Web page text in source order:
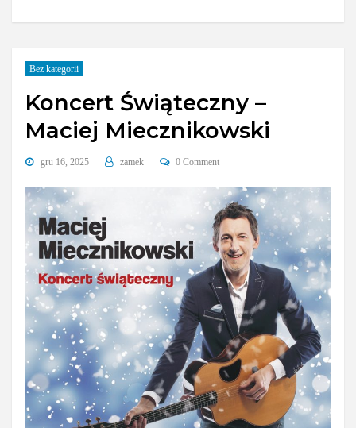
Bez kategorii
Koncert Świąteczny –
Maciej Miecznikowski
gru 16, 2025 zamek 0 Comment